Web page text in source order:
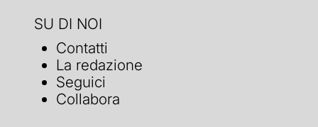
SU DI NOI
Contatti
La redazione
Seguici
Collabora